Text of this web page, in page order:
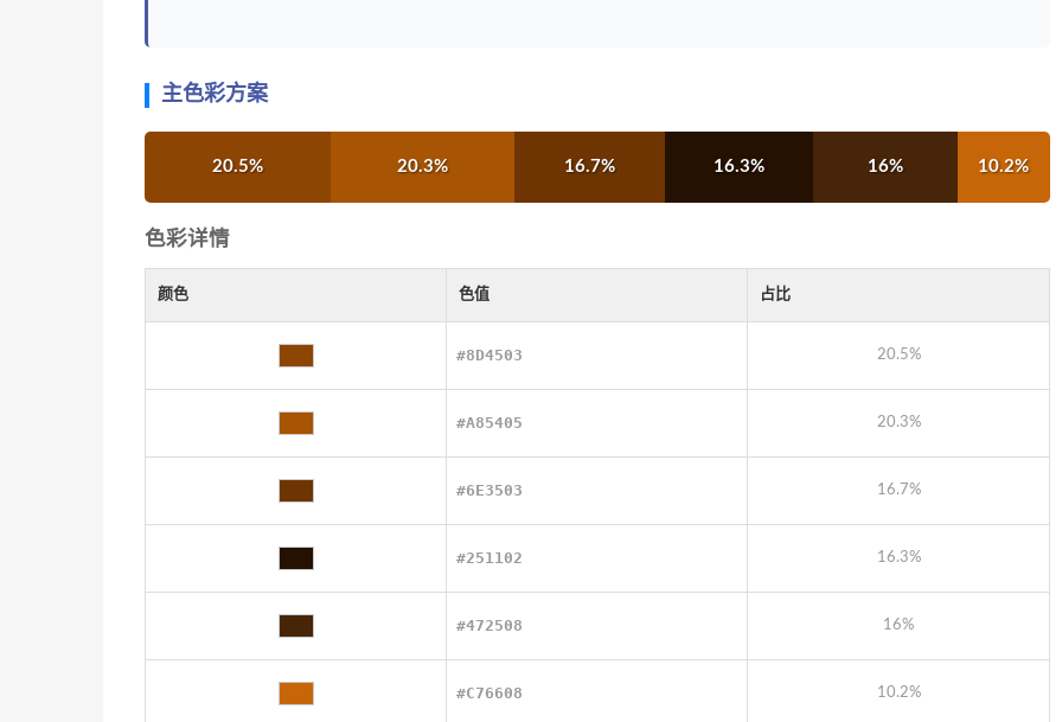
主色彩方案
20.5% 20.3% 16.7% 16.3% 16% 10.2%
色彩详情
颜色 色值 占比
#8D4503 20.5%
#A85405 20.3%
#6E3503 16.7%
#251102 16.3%
#472508 16%
#C76608 10.2%